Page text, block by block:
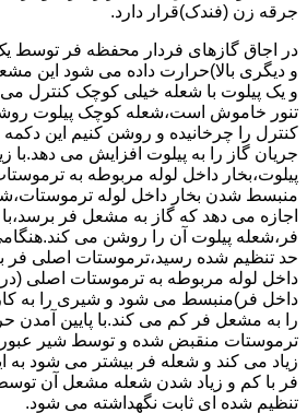
جرقه زن (فندک)قرار دارد.
در اجاق گازهای فردار محفظه فر توسط
و دیگری بالا)حرارت داده می شود این
و یک پیلوت با شعله خیلی کوچک کنترل
تنور خاموش است،شعله کوچک پیلوت
کنترل را چرخانیده و روشن کنیم این
جریان گاز را به پیلوت افزایش می دهد.با
پیلوت،بخار داخل لوله مربوطه به
منبسط شدن بخار داخل لوله
اجازه می دهد که گاز به مشعل فر
فر،شعله پیلوت آن را روشن می
حد تنظیم شده رسید،ترموستات اصلی فر
داخل لوله مربوطه به ترموستات اصلی (در
داخل فر)منبسط می شود و شیری را به کار
را به مشعل فر کم می کند.با پایین آمدن
ترموستات منقبض شده و توسط شیر عبور
زیاد می کند و شعله فر بیشتر می شود به
فر با کم و زیاد شدن شعله مشعل آن
تنظیم شده ای ثابت نگهداشته می شود.